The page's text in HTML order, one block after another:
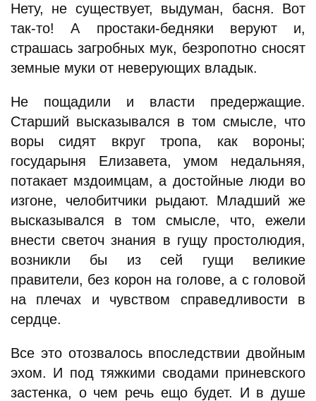
Нету, не существует, выдуман, басня. Вот
так-то! А простаки-бедняки веруют и,
страшась загробных мук, безропотно сносят
земные муки от неверующих владык.
Не пощадили и власти предержащие.
Старший высказывался в том смысле, что
воры сидят вкруг тропа, как вороны;
государыня Елизавета, умом недальняя,
потакает мздоимцам, а достойные люди во
изгоне, челобитчики рыдают. Младший же
высказывался в том смысле, что, ежели
внести светоч знания в гущу простолюдия,
возникли бы из сей гущи великие
правители, без корон на голове, а с головой
на плечах и чувством справедливости в
сердце.
Все это отозвалось впоследствии двойным
эхом. И под тяжкими сводами приневского
застенка, о чем речь ещо будет. И в душе